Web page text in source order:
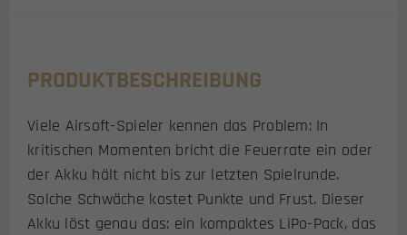
PRODUKTBESCHREIBUNG
Viele Airsoft-Spieler kennen das Problem: In
kritischen Momenten bricht die Feuerrate ein oder
der Akku hält nicht bis zur letzten Spielrunde.
Solche Schwäche kostet Punkte und Frust. Dieser
Akku löst genau das: ein kompaktes LiPo-Pack, das